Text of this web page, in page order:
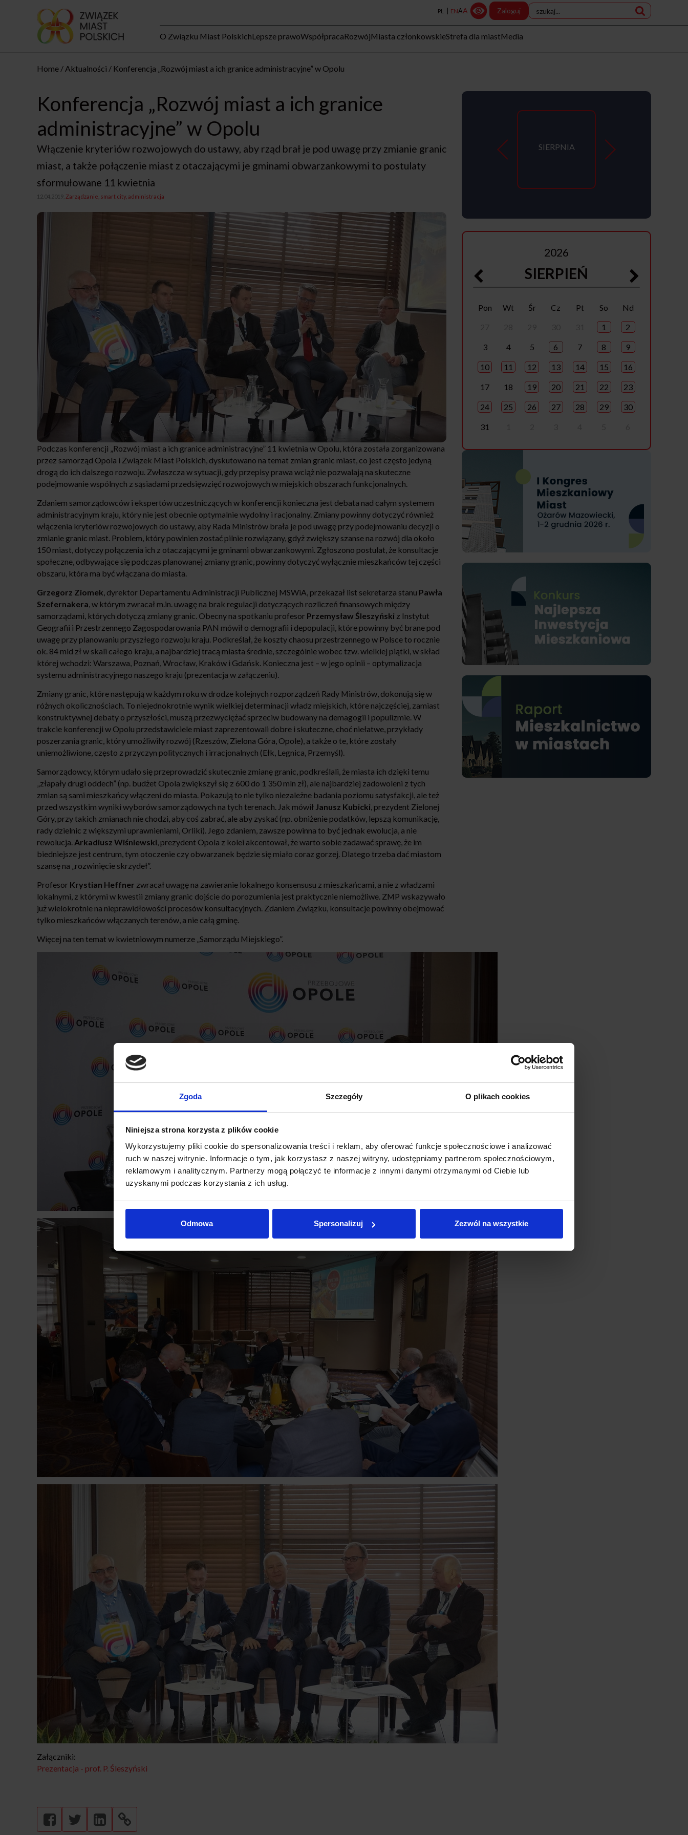
Zgoda Szczegóły O plikach cookies
Niniejsza strona korzysta z plików cookie
Wykorzystujemy pliki cookie do spersonalizowania treści i reklam, aby oferować funkcje społecznościowe i analizować
ruch w naszej witrynie. Informacje o tym, jak korzystasz z naszej witryny, udostępniamy partnerom społecznościowym,
reklamowym i analitycznym. Partnerzy mogą połączyć te informacje z innymi danymi otrzymanymi od Ciebie lub
uzyskanymi podczas korzystania z ich usług.
Odmowa Spersonalizuj Zezwól na wszystkie
PL ENAA Zaloguj
O Związku Miast PolskichLepsze prawoWspółpracaRozwójMiasta członkowskieStrefa dla miastMedia
Home Aktualności Konferencja „Rozwój miast a ich granice administracyjne” w Opolu
Konferencja „Rozwój miast a ich granice
administracyjne” w Opolu
Włączenie kryteriów rozwojowych do ustawy, aby rząd brał je pod uwagę przy zmianie granic
miast, a także połączenie miast z otaczającymi je gminami obwarzankowymi to postulaty
sformułowane 11 kwietnia
12.04.2019, Zarządzanie, smart city, administracja
Podczas konferencji „Rozwój miast a ich granice administracyjne” 11 kwietnia w Opolu, która została zorganizowana
przez samorząd Opola i Związek Miast Polskich, dyskutowano na temat zmian granic miast, co jest często jedyną
drogą do ich dalszego rozwoju. Zwłaszcza w sytuacji, gdy przepisy prawa wciąż nie pozwalają na skuteczne
podejmowanie wspólnych z sąsiadami przedsięwzięć rozwojowych w miejskich obszarach funkcjonalnych.
Zdaniem samorządowców i ekspertów uczestniczących w konferencji konieczna jest debata nad całym systemem
administracyjnym kraju, który nie jest obecnie optymalnie wydolny i racjonalny. Zmiany powinny dotyczyć również
włączenia kryteriów rozwojowych do ustawy, aby Rada Ministrów brała je pod uwagę przy podejmowaniu decyzji o
zmianie granic miast. Problem, który powinien zostać pilnie rozwiązany, gdyż zwiększy szanse na rozwój dla około
150 miast, dotyczy połączenia ich z otaczającymi je gminami obwarzankowymi. Zgłoszono postulat, że konsultacje
społeczne, odbywające się podczas planowanej zmiany granic, powinny dotyczyć wyłącznie mieszkańców tej części
obszaru, która ma być włączana do miasta.
Grzegorz Ziomek, dyrektor Departamentu Administracji Publicznej MSWiA, przekazał list sekretarza stanu Pawła
Szefernakera, w którym zwracał m.in. uwagę na brak regulacji dotyczących rozliczeń finansowych między
samorządami, których dotyczą zmiany granic. Obecny na spotkaniu profesor Przemysław Śleszyński z Instytut
Geografii i Przestrzennego Zagospodarowania PAN mówił o demografii i depopulacji, które powinny być brane pod
uwagę przy planowaniu przyszłego rozwoju kraju. Podkreślał, że koszty chaosu przestrzennego w Polsce to rocznie
ok. 84 mld zł w skali całego kraju, a najbardziej tracą miasta średnie, szczególnie wobec tzw. wielkiej piątki, w skład
której wchodzi: Warszawa, Poznań, Wrocław, Kraków i Gdańsk. Konieczna jest – w jego opinii – optymalizacja
systemu administracyjnego naszego kraju (prezentacja w załączeniu).
Zmiany granic, które następują w każdym roku w drodze kolejnych rozporządzeń Rady Ministrów, dokonują się w
różnych okolicznościach. To niejednokrotnie wynik wielkiej determinacji władz miejskich, które najczęściej, zamiast
konstruktywnej debaty o przyszłości, muszą przezwyciężać sprzeciw budowany na demagogii i populizmie. W
trakcie konferencji w Opolu przedstawiciele miast zaprezentowali dobre i skuteczne, choć niełatwe, przykłady
poszerzania granic, który umożliwiły rozwój (Rzeszów, Zielona Góra, Opole), a także o te, które zostały
uniemożliwione, często z przyczyn politycznych i irracjonalnych (Ełk, Legnica, Przemyśl).
Samorządowcy, którym udało się przeprowadzić skutecznie zmianę granic, podkreślali, że miasta ich dzięki temu
„złapały drugi oddech” (np. budżet Opola zwiększył się z 600 do 1 350 mln zł), ale najbardziej zadowoleni z tych
zmian są sami mieszkańcy włączeni do miasta. Pokazują to nie tylko niezależne badania poziomu satysfakcji, ale też
przed wszystkim wyniki wyborów samorządowych na tych terenach. Jak mówił Janusz Kubicki, prezydent Zielonej
Góry, przy takich zmianach nie chodzi, aby coś zabrać, ale aby zyskać (np. obniżenie podatków, lepszą komunikację,
rady dzielnic z większymi uprawnieniami, Orliki). Jego zdaniem, zawsze powinna to być jednak ewolucja, a nie
rewolucja. Arkadiusz Wiśniewski, prezydent Opola z kolei akcentował, że warto sobie zadawać sprawę, że im
biedniejsze jest centrum, tym otoczenie czy obwarzanek będzie się miało coraz gorzej. Dlatego trzeba dać miastom
szansę na „rozwinięcie skrzydeł”.
Profesor Krystian Heffner zwracał uwagę na zawieranie lokalnego konsensusu z mieszkańcami, a nie z władzami
lokalnymi, z którymi w kwestii zmiany granic dojście do porozumienia jest praktycznie niemożliwe. ZMP wskazywało
już wielokrotnie na nieprawidłowości procesów konsultacyjnych. Zdaniem Związku, konsultacje powinny obejmować
tylko mieszkańców włączanych terenów, a nie całą gminę.
Więcej na ten temat w kwietniowym numerze „Samorządu Miejskiego”.
Załączniki:
Prezentacja - prof. P. Śleszyński
SIERPNIA
2026
SIERPIEŃ
Pon Wt Śr Cz Pt So
Nd
1 2
3 4 5 6 7 8 9
10 11 12 13 14 15 16
17 18 19 20 21 22 23
24 25 26 27 28 29 30
31